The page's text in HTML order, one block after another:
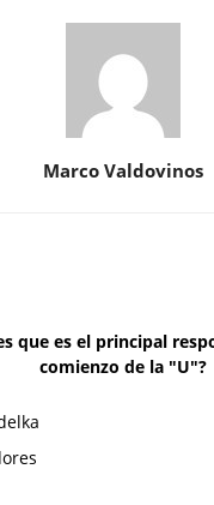
Marco Valdovinos
que es el principal
comienzo de la "U"?